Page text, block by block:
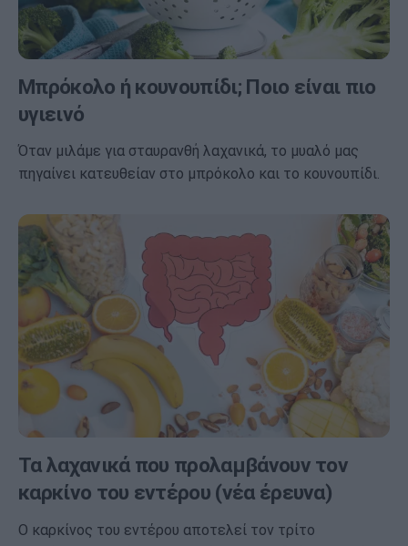
Μπρόκολο ή κουνουπίδι; Ποιο είναι πιο
υγιεινό
Όταν μιλάμε για σταυρανθή λαχανικά, το μυαλό μας
πηγαίνει κατευθείαν στο μπρόκολο και το κουνουπίδι.
Τα λαχανικά που προλαμβάνουν τον
καρκίνο του εντέρου (νέα έρευνα)
Ο καρκίνος του εντέρου αποτελεί τον τρίτο